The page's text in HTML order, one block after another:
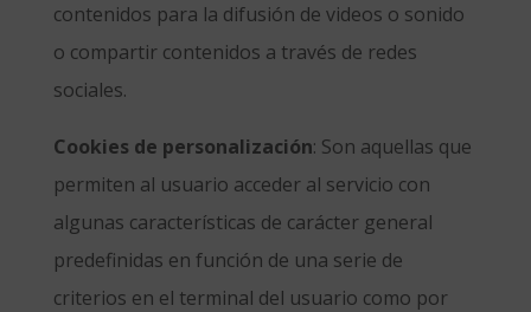
contenidos para la difusión de videos o sonido
o compartir contenidos a través de redes
sociales.
Cookies de personalización: Son aquellas que
permiten al usuario acceder al servicio con
algunas características de carácter general
predefinidas en función de una serie de
criterios en el terminal del usuario como por